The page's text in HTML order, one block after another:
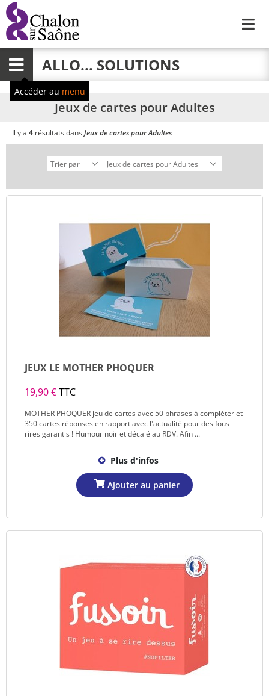
Menu ALLO... SOLUTIONS
Accéder au menu
Jeux de cartes pour Adultes
Il y a 4 résultats dansJeux de cartes pour Adultes
JEUX LE MOTHER PHOQUER
19,90 €TTC
MOTHER PHOQUER jeu de cartes avec 50 phrases à compléter et
350 cartes réponses en rapport avec l'actualité pour des fous
rires garantis ! Humour noir et décalé au RDV. Afin ...
Plus d'infos